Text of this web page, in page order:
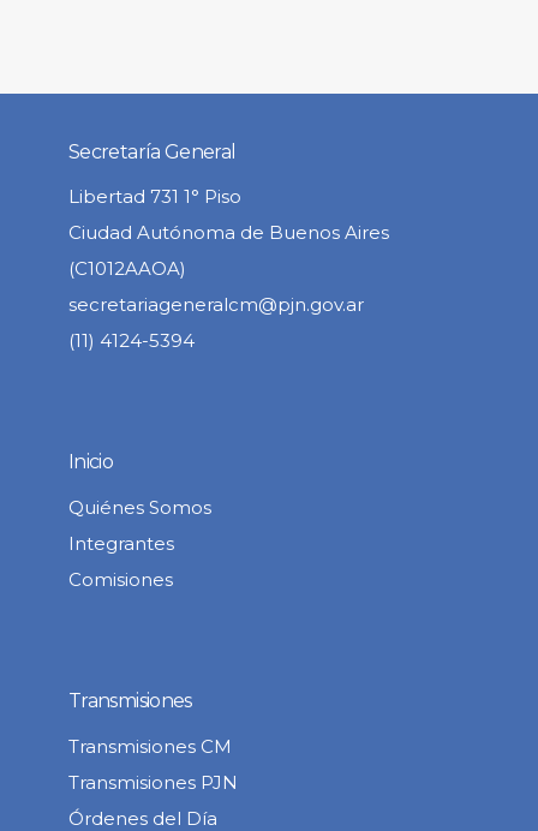
Secretaría General
Libertad 731 1° Piso
Ciudad Autónoma de Buenos Aires
(C1012AAOA)
secretariageneralcm@pjn.gov.ar
(11) 4124-5394
Inicio
Quiénes Somos
Integrantes
Comisiones
Transmisiones
Transmisiones CM
Transmisiones PJN
Órdenes del Día